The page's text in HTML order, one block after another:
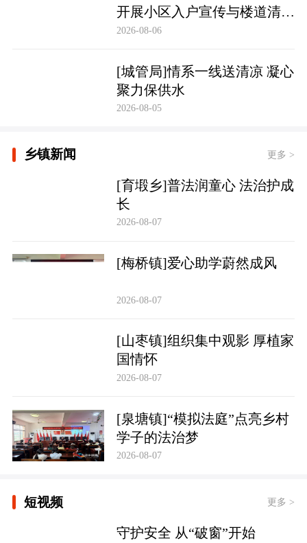
开展小区入户宣传与楼道清理
行动
2026-08-06
[城管局]情系一线送清凉 凝心
聚力保供水
2026-08-05
乡镇新闻 更多 >
[育塅乡]普法润童心 法治护成
长
2026-08-07
[梅桥镇]爱心助学蔚然成风
2026-08-07
[山枣镇]组织集中观影 厚植家
国情怀
2026-08-07
[泉塘镇]“模拟法庭”点亮乡村
学子的法治梦
2026-08-07
短视频 更多 >
守护安全 从“破窗”开始